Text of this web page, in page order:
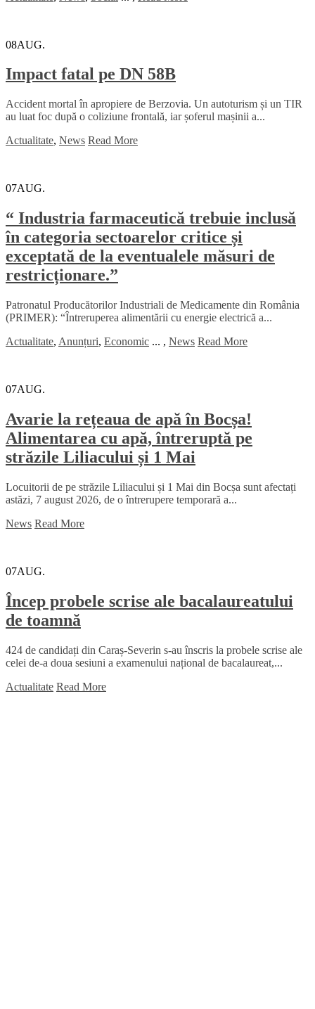
08AUG.
Impact fatal pe DN 58B
Accident mortal în apropiere de Berzovia. Un autoturism și un TIR
au luat foc după o coliziune frontală, iar șoferul mașinii a...
Actualitate, News Read More
07AUG.
“ Industria farmaceutică trebuie inclusă
în categoria sectoarelor critice și
exceptată de la eventualele măsuri de
restricționare.”
Patronatul Producătorilor Industriali de Medicamente din România
(PRIMER): “Întreruperea alimentării cu energie electrică a...
Actualitate, Anunțuri, Economic ... , News Read More
07AUG.
Avarie la rețeaua de apă în Bocșa!
Alimentarea cu apă, întreruptă pe
străzile Liliacului și 1 Mai
Locuitorii de pe străzile Liliacului și 1 Mai din Bocșa sunt afectați
astăzi, 7 august 2026, de o întrerupere temporară a...
News Read More
07AUG.
Încep probele scrise ale bacalaureatului
de toamnă
424 de candidați din Caraș-Severin s-au înscris la probele scrise ale
celei de-a doua sesiuni a examenului național de bacalaureat,...
Actualitate Read More